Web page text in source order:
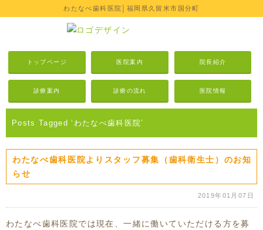
わたなべ歯科医院│福岡県久留米市国分町
トップページ 医院案内 院長紹介
診療案内 診療の流れ 医院情報
Posts Tagged ‘わたなべ歯科医院’
わたなべ歯科医院よりスタッフ募集（歯科衛生士）のお知
らせ
2019年01月07日
わたなべ歯科医院では現在、一緒に働いていただける方を募